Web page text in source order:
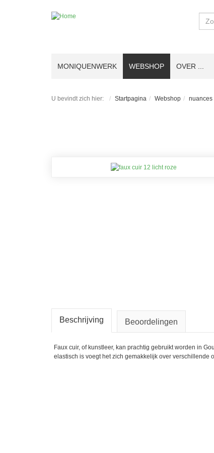
MONIQUENWERK WEBSHOP OVER ...
U bevindt zich hier: Startpagina Webshop nuances
Beschrijving Beoordelingen
Faux cuir, of kunstleer, kan prachtig gebruikt worden in
elastisch is voegt het zich gemakkelijk over verschillende